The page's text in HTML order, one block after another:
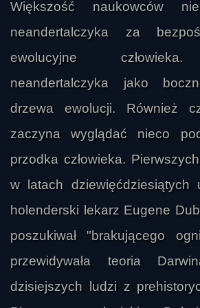
Większość naukowców
neandertalczyka za
ewolucyjne
neandertalczyka jako
drzewa ewolucji. Również
zaczyna wyglądać nieco
przodka człowieka.
w latach dziewięćdziesiątych
holenderski lekarz Eugene
poszukiwał "brakującego
przewidywała teoria
dzisiejszych ludzi z